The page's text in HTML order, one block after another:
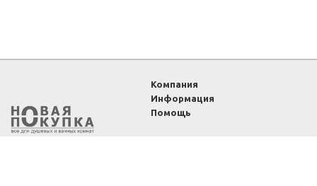
Компания
Информация
Помощь